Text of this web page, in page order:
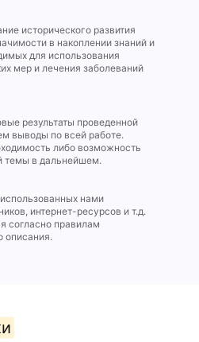
исторического развития
в накоплении знаний и
для использования
мер и лечения заболеваний
результаты проведенной
выводы по всей работе.
либо возможность
темы в дальнейшем.
нами
интернет-ресурсов и т.д.
согласно правилам
описания.